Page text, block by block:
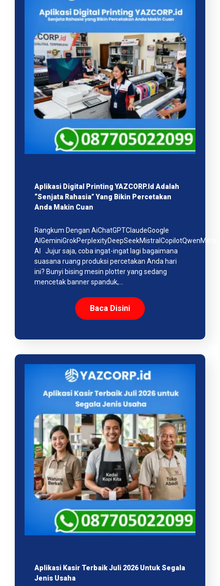
Aplikasi Digital Printing YAZCORP.id Adalah
“Senjata Rahasia” Yang Bikin Percetakan
Anda Makin Cuan
Rangkum Dengan AiChatGPTClaudeGoogle
AIGeminiGrokPerplexityDeepSeekMistralCopilotQwenMeta
AI Jujur saja, coba ingat-ingat lagi bagaimana
suasana ruang produksi percetakan Anda hari
ini? Bunyi bising mesin plotter yang sedang
mencetak banner spanduk,…
Baca Disini
Aplikasi Kasir Terbaik Juli 2026 Untuk Segala
Jenis Usaha